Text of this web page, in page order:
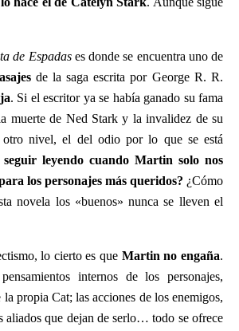
de Espadases donde se encuentra uno de
de la saga escrita por George R. R.
. Si el escritor ya se había ganado su fama
muerte de Ned Stark y la invalidez de su
otro nivel, el del odio por lo que se está
leyendo cuando Martin solo nos
los personajes más queridos? ¿Cómo
novela los «buenos» nunca se lleven el
lo cierto es que Martin no engaña.
internos de los personajes,
la propia Cat; las acciones de los enemigos,
aliados que dejan de serlo… todo se ofrece